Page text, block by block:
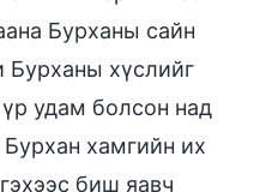
Бурханы сайн
Бурханы хүслийг
удам болсон над
хамгийн их
биш яавч